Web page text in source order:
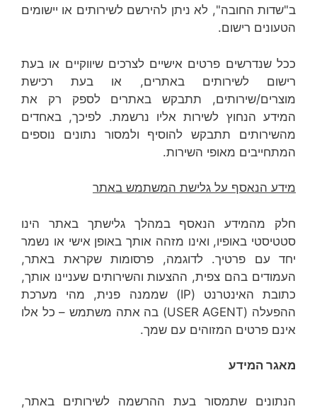
ב"שדות החובה", לא ניתן להירשם לשירותים או יישומים
הטעונים רישום.
ככל שנדרשים פרטים אישיים לצרכים שיווקיים או בעת
רישום לשירותים באתרים, או בעת רכישת
מוצרים/שירותים, תתבקש באתרים לספק רק את
המידע הנחוץ לשירות אליו נרשמת. לפיכך, באחדים
מהשירותים תתבקש להוסיף ולמסור נתונים נוספים
המתחייבים מאופי השירות.
מידע הנאסף על גלישת המשתמש באתר
חלק מהמידע הנאסף במהלך גלישתך באתר הינו
סטטיסטי באופיו, ואינו מזהה אותך באופן אישי או נשמר
יחד עם פרטיך. לדוגמה, פרסומות שקראת באתר,
העמודים בהם צפית, ההצעות והשירותים שעניינו אותך,
כתובת האינטרנט (IP) שממנה פנית, מהי מערכת
ההפעלה (USER AGENT) בה אתה משתמש – כל אלו
אינם פרטים המזוהים עם שמך.
מאגר המידע
הנתונים שתמסור בעת ההרשמה לשירותים באתר,